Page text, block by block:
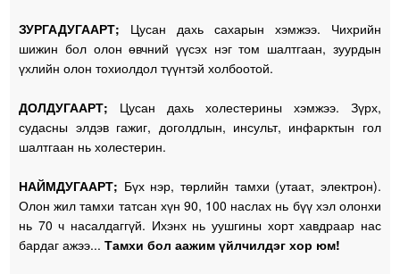
ЗУРГАДУГААРТ; Цусан дахь сахарын хэмжээ. Чихрийн
шижин бол олон өвчний үүсэх нэг том шалтгаан, зуурдын
үхлийн олон тохиолдол түүнтэй холбоотой.
ДОЛДУГААРТ; Цусан дахь холестерины хэмжээ. Зүрх,
судасны элдэв гажиг, доголдлын, инсульт, инфарктын гол
шалтгаан нь холестерин.
НАЙМДУГААРТ; Бүх нэр, төрлийн тамхи (утаат, электрон).
Олон жил тамхи татсан хүн 90, 100 наслах нь бүү хэл олонхи
нь 70 ч насалдаггүй. Ихэнх нь уушгины хорт хавдраар нас
бардаг ажээ...Тамхи бол аажим үйлчилдэг хор юм!